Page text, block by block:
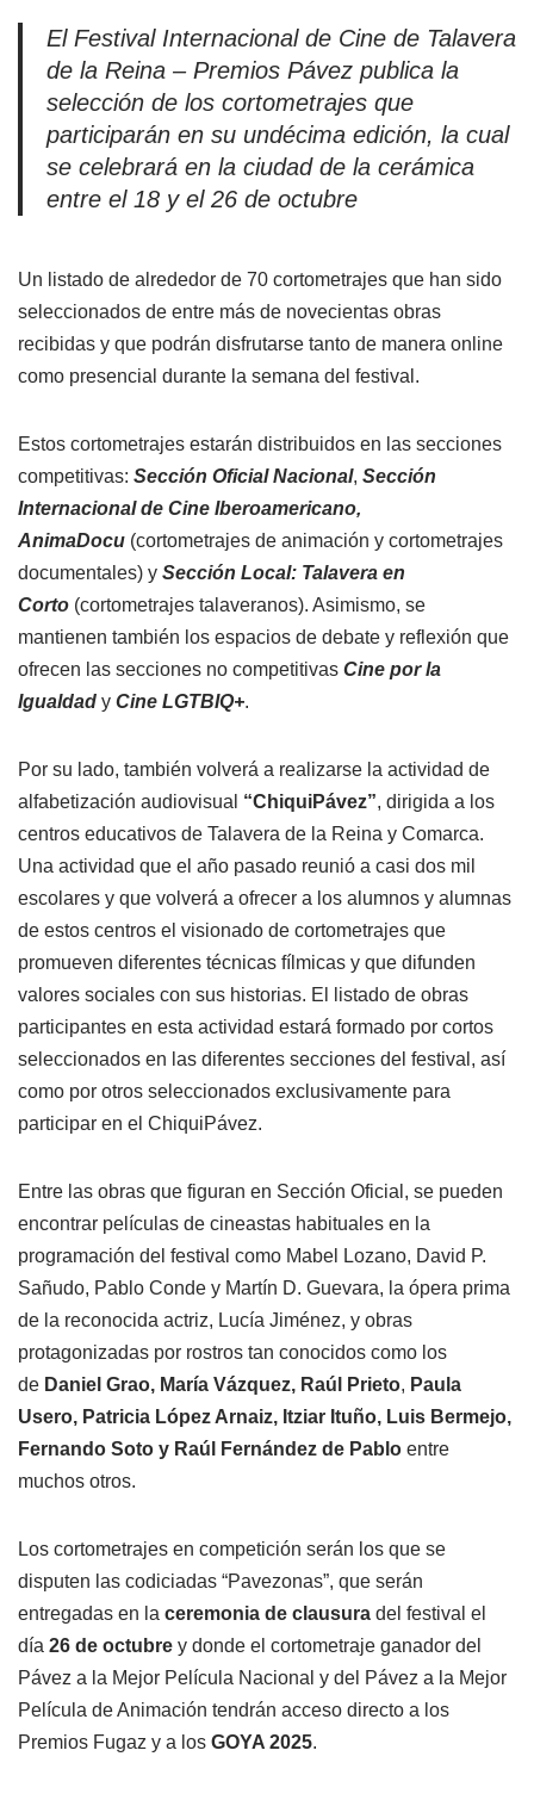
El Festival Internacional de Cine de Talavera
de la Reina – Premios Pávez publica la
selección de los cortometrajes que
participarán en su undécima edición, la cual
se celebrará en la ciudad de la cerámica
entre el 18 y el 26 de octubre
Un listado de alrededor de 70 cortometrajes que han sido
seleccionados de entre más de novecientas obras
recibidas y que podrán disfrutarse tanto de manera online
como presencial durante la semana del festival.
Estos cortometrajes estarán distribuidos en las secciones
competitivas: Sección Oficial Nacional, Sección
Internacional de Cine Iberoamericano,
AnimaDocu (cortometrajes de animación y cortometrajes
documentales) y Sección Local: Talavera en
Corto (cortometrajes talaveranos). Asimismo, se
mantienen también los espacios de debate y reflexión que
ofrecen las secciones no competitivas Cine por la
Igualdad y Cine LGTBIQ+.
Por su lado, también volverá a realizarse la actividad de
alfabetización audiovisual “ChiquiPávez”, dirigida a los
centros educativos de Talavera de la Reina y Comarca.
Una actividad que el año pasado reunió a casi dos mil
escolares y que volverá a ofrecer a los alumnos y alumnas
de estos centros el visionado de cortometrajes que
promueven diferentes técnicas fílmicas y que difunden
valores sociales con sus historias. El listado de obras
participantes en esta actividad estará formado por cortos
seleccionados en las diferentes secciones del festival, así
como por otros seleccionados exclusivamente para
participar en el ChiquiPávez.
Entre las obras que figuran en Sección Oficial, se pueden
encontrar películas de cineastas habituales en la
programación del festival como Mabel Lozano, David P.
Sañudo, Pablo Conde y Martín D. Guevara, la ópera prima
de la reconocida actriz, Lucía Jiménez, y obras
protagonizadas por rostros tan conocidos como los
de Daniel Grao, María Vázquez, Raúl Prieto, Paula
Usero, Patricia López Arnaiz, Itziar Ituño, Luis Bermejo,
Fernando Soto y Raúl Fernández de Pablo entre
muchos otros.
Los cortometrajes en competición serán los que se
disputen las codiciadas “Pavezonas”, que serán
entregadas en la ceremonia de clausura del festival el
día 26 de octubre y donde el cortometraje ganador del
Pávez a la Mejor Película Nacional y del Pávez a la Mejor
Película de Animación tendrán acceso directo a los
Premios Fugaz y a los GOYA 2025.